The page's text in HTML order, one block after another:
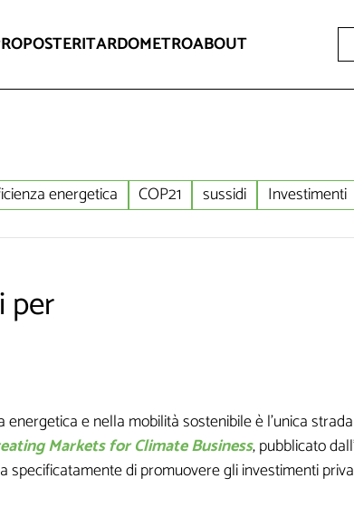
RITARDOMETROABOUT
energetica COP21 sussidi Investimenti
per
e nella mobilità sostenibile è l’unica
Markets for Climate Business, pubblicato
di promuovere gli investimenti